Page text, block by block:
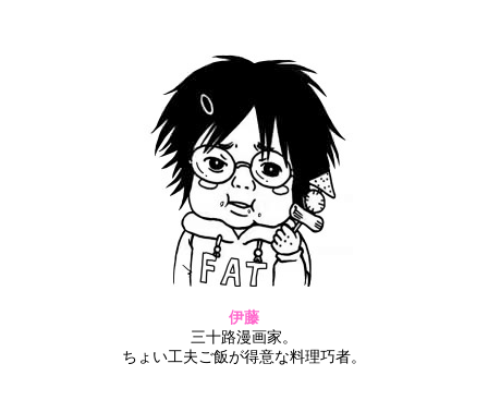
伊藤
三十路漫画家。
ちょい工夫ご飯が得意な料理巧者。